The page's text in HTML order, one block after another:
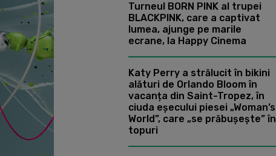
Turneul BORN PINK al trupei
BLACKPINK, care a captivat
lumea, ajunge pe marile
ecrane, la Happy Cinema
Katy Perry a strălucit în bikini
alături de Orlando Bloom în
vacanța din Saint-Tropez, în
ciuda eșecului piesei „Woman’s
World”, care „se prăbușește” în
topuri